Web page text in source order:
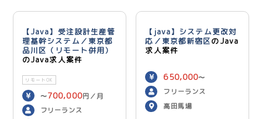
【Java】受注設計生産管
理基幹システム／東京都
品川区（リモート併用）
のJava求人案件
リモートOK
〜700,000円／月
フリーランス
【java】システム更改対
応／東京都新宿区のJava
求人案件
650,000〜
750,000 円／月
フリーランス
高田馬場